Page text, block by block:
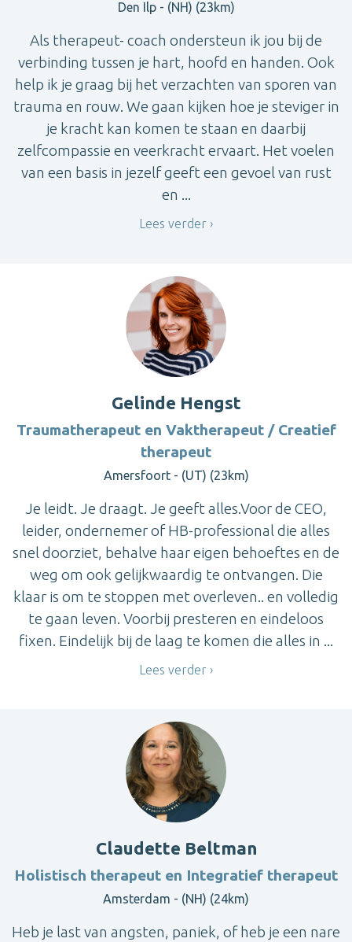
Den Ilp - (NH) (23km)
Als therapeut- coach ondersteun ik jou bij de
verbinding tussen je hart, hoofd en handen. Ook
help ik je graag bij het verzachten van sporen van
trauma en rouw. We gaan kijken hoe je steviger in
je kracht kan komen te staan en daarbij
zelfcompassie en veerkracht ervaart. Het voelen
van een basis in jezelf geeft een gevoel van rust
en ...
Lees verder
Gelinde Hengst
Traumatherapeut en Vaktherapeut / Creatief
therapeut
Amersfoort - (UT) (23km)
Je leidt. Je draagt. Je geeft alles.Voor de CEO,
leider, ondernemer of HB-professional die alles
snel doorziet, behalve haar eigen behoeftes en de
weg om ook gelijkwaardig te ontvangen. Die
klaar is om te stoppen met overleven.. en volledig
te gaan leven. Voorbij presteren en eindeloos
fixen. Eindelijk bij de laag te komen die alles in ...
Lees verder
Claudette Beltman
Holistisch therapeut en Integratief therapeut
Amsterdam - (NH) (24km)
Heb je last van angsten, paniek, of heb je een nare